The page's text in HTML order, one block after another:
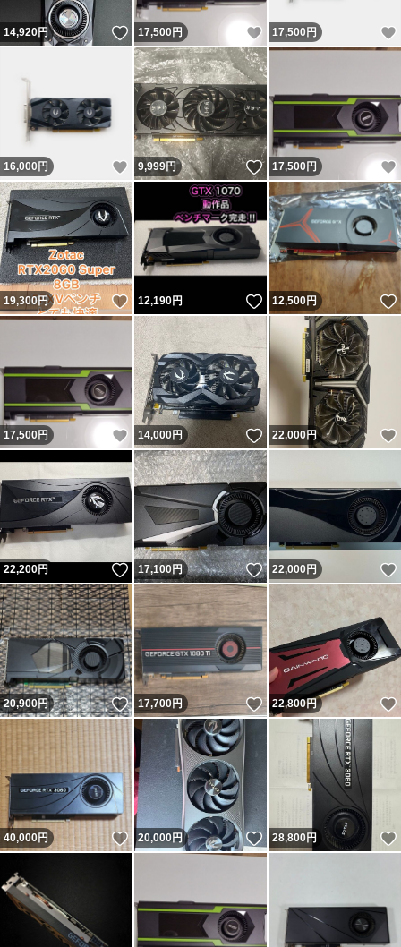
14,920円 いいね！
17,500円 いいね！
17,500 円
16,000 円 いいね！
9,999円 いいね！
17,500円
19,300円 いいね！
12,190円 いいね！
12,500円
17,500円 いいね！
14,000円 いいね！
22,000円
22,200円 いいね！
17,100円 いいね！
22,000円
20,900円 いいね！
17,700円 いいね！
22,800円
40,000円 いいね！
20,000円 いいね！
28,800円